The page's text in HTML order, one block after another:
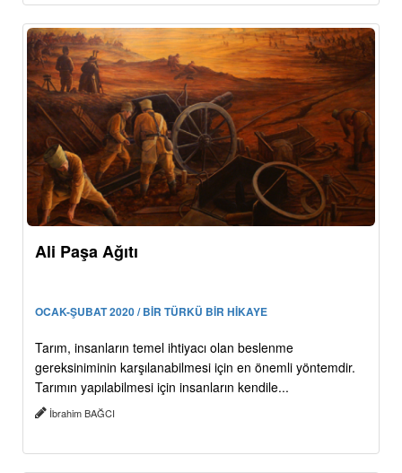
Ali Paşa Ağıtı
OCAK-ŞUBAT 2020 / BİR TÜRKÜ BİR HİKAYE
Tarım, insanların temel ihtiyacı olan beslenme
gereksiniminin karşılanabilmesi için en önemli yöntemdir.
Tarımın yapılabilmesi için insanların kendile...
İbrahim BAĞCI